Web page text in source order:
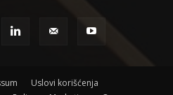
Uslovi korišćenja